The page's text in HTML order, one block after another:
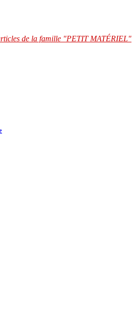
de la famille "PETIT MATÉRIEL"